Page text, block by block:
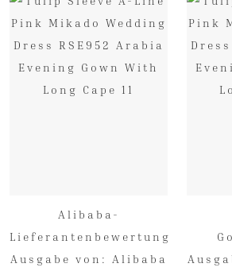
Alibaba-
Lieferantenbewertung
Ausgabe von: Alibaba